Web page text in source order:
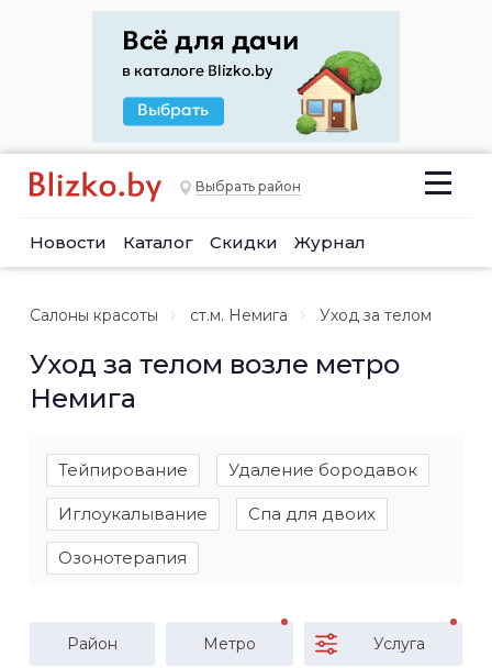
Выбрать район
Новости Каталог Скидки Журнал
Салоны красоты ст.м. Немига Уход за телом
Уход за телом возле метро
Немига
Тейпирование Удаление бородавок
Иглоукалывание Спа для двоих
Озонотерапия
Район Метро Услуга